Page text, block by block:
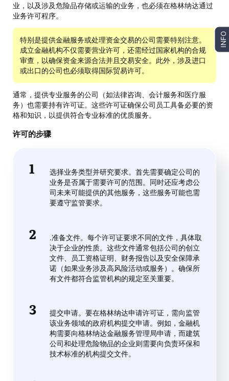
业，以及涉及危险品存储或运输的业务，也必须在格林纳达通过
业务许可程序。
特别是提供金融服务或处理资金交易的公司需要特别注意。
成立金融机构不仅需要营业许可，还需经过国家机构的合规
审查，以确保资金来源合法并且交易安全。此外，涉及进口
或出口的公司也必须取得国际贸易许可。
通常，提供专业服务的公司（如法律咨询、会计服务和医疗服
务）也需要持有许可证。这些许可证确保公司员工具备必要的资
格和知识，以提供符合专业标准的优质服务。
许可的步骤
选择业务类型并研究要求。首先需要确定公司的
业务是否属于需要许可的范围。同时还应考虑公
司未来可能提供的其他服务，这些服务可能也需
要遵守监管要求。
.准备文件。每个许可证要求不同的文件，具体取
决于企业的性质。这些文件通常包括公司的创立
文件、员工资格证明、财务报告以及安全保障承
诺（如果业务涉及高风险活动或服务）。确保所
有文件都符合监管机构的规定至关重要。
提交申请。要在格林纳达申请许可证，需向监管
该业务领域的政府机构提交申请。例如，金融机
构需要向格林纳达金融服务管理局申请，而建筑
公司和处理危险物品的企业则需要向负责环保和
技术标准的机构提交文件。
INFO